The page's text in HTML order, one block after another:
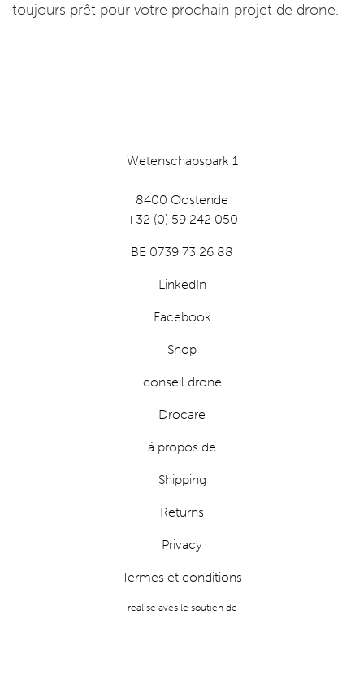
toujours prêt pour votre prochain projet de drone.
Wetenschapspark 1
8400 Oostende
+32 (0) 59 242 050
BE 0739 73 26 88
LinkedIn
Facebook
Shop
conseil drone
Drocare
á propos de
Shipping
Returns
Privacy
Termes et conditions
réalisé aves le soutien de